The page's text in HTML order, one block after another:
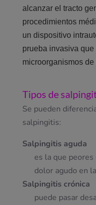
alcanzar el tracto
procedimientos
un dispositivo
prueba invasiva
microorganismos
Tipos de
Se pueden
salpingitis:
Salpingitis aguda
es la que
dolor agudo en
Salpingitis crónica
puede pasar